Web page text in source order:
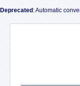
Deprecated : Automatic